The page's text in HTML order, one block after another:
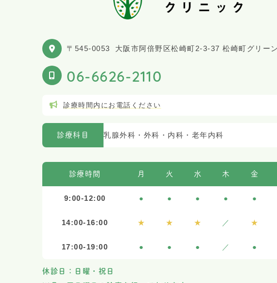
〒545-0053 大阪市阿倍野区松崎町2-3-37 松崎町グリー
06-6626-2110
診療時間内にお電話ください
診療科目 乳腺外科・外科・内科・老年内科
診療時間 月 火 水 木 金
9:00-12:00 ● ● ● ● ●
14:00-16:00 ★ ★ ★ ／ ★
17:00-19:00 ● ● ● ／ ●
休診日：日曜・祝日